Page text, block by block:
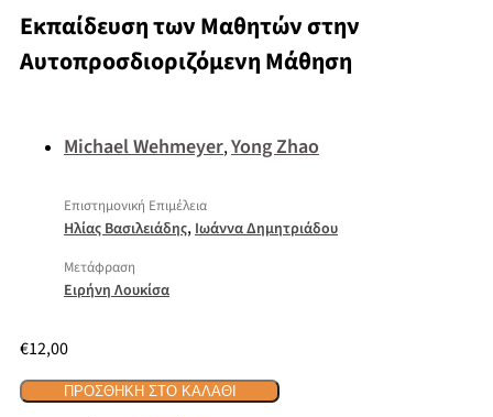
Εκπαίδευση των Μαθητών στην
Αυτοπροσδιοριζόμενη Μάθηση
Michael Wehmeyer,Yong Zhao
Επιστημονική Επιμέλεια
Ηλίας Βασιλειάδης,Ιωάννα Δημητριάδου
Μετάφραση
Ειρήνη Λουκίσα
€12,00
ΠΡΟΣΘΉΚΗ ΣΤΟ ΚΑΛΆΘΙ